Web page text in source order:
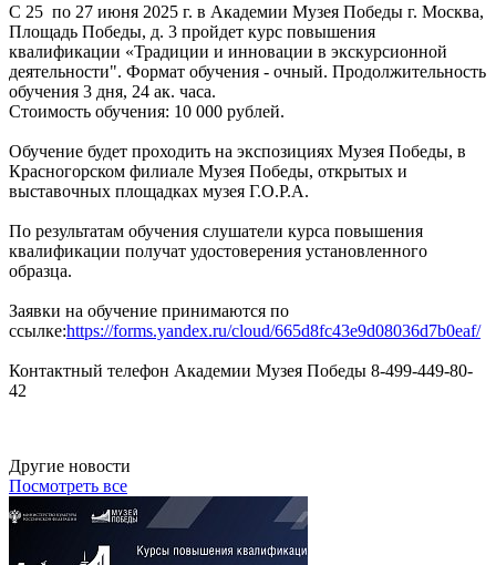
С 25 по 27 июня 2025 г. в Академии Музея Победы г. Москва,
Площадь Победы, д. 3 пройдет курс повышения
квалификации «Традиции и инновации в экскурсионной
деятельности". Формат обучения - очный. Продолжительность
обучения 3 дня, 24 ак. часа.
Стоимость обучения: 10 000 рублей.
Обучение будет проходить на экспозициях Музея Победы, в
Красногорском филиале Музея Победы, открытых и
выставочных площадках музея Г.О.Р.А.
По результатам обучения слушатели курса повышения
квалификации получат удостоверения установленного
образца.
Заявки на обучение принимаются по
ссылке:https://forms.yandex.ru/cloud/665d8fc43e9d08036d7b0eaf/
Контактный телефон Академии Музея Победы 8-499-449-80-
42
Другие новости
Посмотреть все